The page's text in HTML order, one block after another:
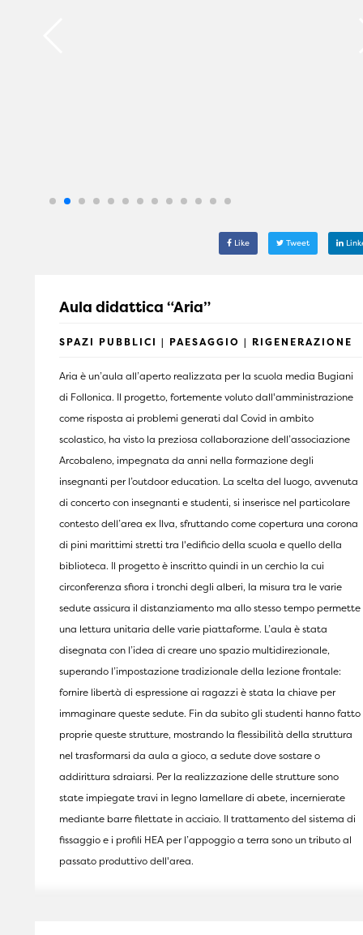
Like Tweet
Aula didattica “Aria”
SPAZI PUBBLICI | PAESAGGIO | RIGENERAZIONE
Aria è un’aula all’aperto realizzata per la scuola media Bugiani
di Follonica. Il progetto, fortemente voluto dall'amministrazione
come risposta ai problemi generati dal Covid in ambito
scolastico, ha visto la preziosa collaborazione dell’associazione
Arcobaleno, impegnata da anni nella formazione degli
insegnanti per l’outdoor education. La scelta del luogo, avvenuta
di concerto con insegnanti e studenti, si inserisce nel particolare
contesto dell’area ex Ilva, sfruttando come copertura una corona
di pini marittimi stretti tra l'edificio della scuola e quello della
biblioteca. Il progetto è inscritto quindi in un cerchio la cui
circonferenza sfiora i tronchi degli alberi, la misura tra le varie
sedute assicura il distanziamento ma allo stesso tempo permette
una lettura unitaria delle varie piattaforme. L’aula è stata
disegnata con l’idea di creare uno spazio multidirezionale,
superando l’impostazione tradizionale della lezione frontale:
fornire libertà di espressione ai ragazzi è stata la chiave per
immaginare queste sedute. Fin da subito gli studenti hanno fatto
proprie queste strutture, mostrando la flessibilità della struttura
nel trasformarsi da aula a gioco, a sedute dove sostare o
addirittura sdraiarsi. Per la realizzazione delle strutture sono
state impiegate travi in legno lamellare di abete, incernierate
mediante barre filettate in acciaio. Il trattamento del sistema di
fissaggio e i profili HEA per l’appoggio a terra sono un tributo al
passato produttivo dell'area.